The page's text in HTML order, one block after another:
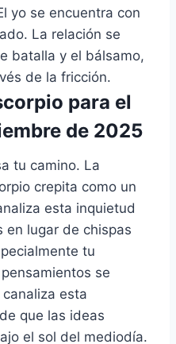
yo se encuentra con
La relación se
batalla y el bálsamo,
de la fricción.
para el
de 2025
tu camino. La
crepita como un
esta inquietud
en lugar de chispas
tu
se
esta
que las ideas
el sol del mediodía.